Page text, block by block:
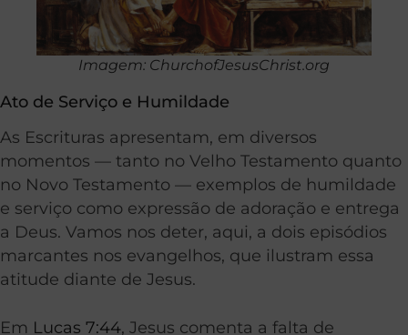
Imagem: ChurchofJesusChrist.org
Ato de Serviço e Humildade
As Escrituras apresentam, em diversos
momentos — tanto no Velho Testamento quanto
no Novo Testamento — exemplos de humildade
e serviço como expressão de adoração e entrega
a Deus. Vamos nos deter, aqui, a dois episódios
marcantes nos evangelhos, que ilustram essa
atitude diante de Jesus.
Em Lucas 7:44, Jesus comenta a falta de